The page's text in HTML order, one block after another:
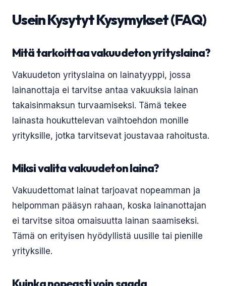
Usein Kysytyt Kysymykset (FAQ)
Mitä tarkoittaa vakuudeton yrityslaina?
Vakuudeton yrityslaina on lainatyyppi, jossa
lainanottaja ei tarvitse antaa vakuuksia lainan
takaisinmaksun turvaamiseksi. Tämä tekee
lainasta houkuttelevan vaihtoehdon monille
yrityksille, jotka tarvitsevat joustavaa rahoitusta.
Miksi valita vakuudeton laina?
Vakuudettomat lainat tarjoavat nopeamman ja
helpomman pääsyn rahaan, koska lainanottajan
ei tarvitse sitoa omaisuutta lainan saamiseksi.
Tämä on erityisen hyödyllistä uusille tai pienille
yrityksille.